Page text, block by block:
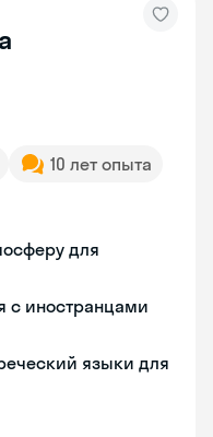
10 лет опыта
для
с иностранцами
языки для